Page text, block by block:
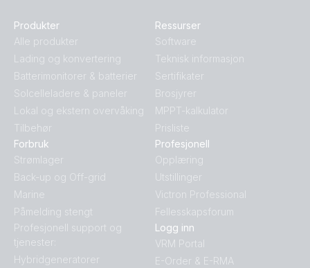
Produkter
Alle produkter
Lading og konvertering
Batterimonitorer & batterier
Solcelleladere & paneler
Lokal og ekstern overvåking
Tilbehør
Forbruk
Strømlager
Back-up og Off-grid
Marine
Påmelding stengt
Profesjonell support og
tjenester:
Hybridgeneratorer
Ressurser
Software
Teknisk informasjon
Sertifikater
Brosjyrer
MPPT-kalkulator
Prisliste
Profesjonell
Opplæring
Utstillinger
Victron Professional
Fellesskapsforum
Logg inn
VRM Portal
E-Order & E-RMA